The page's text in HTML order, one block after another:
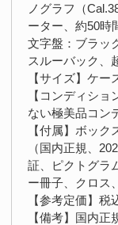
ノグラフ（
ーター、約50時
文字盤：ブラッ
スルーバック、
【サイズ】ケ
【コンディシ
ない極美品コン
【付属】ボッ
（国内正規、
証、ピクトグラ
ー冊子、クロス
【参考定価】税
【備考】国内